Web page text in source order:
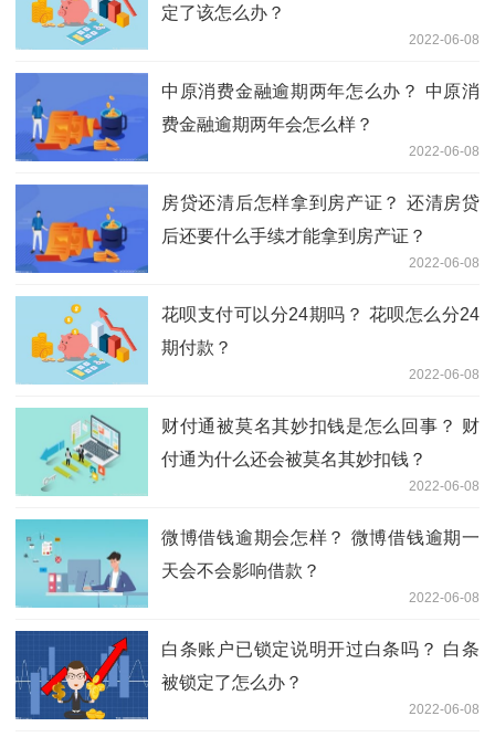
定了该怎么办？
2022-06-08
中原消费金融逾期两年怎么办？ 中原消
费金融逾期两年会怎么样？
2022-06-08
房贷还清后怎样拿到房产证？ 还清房贷
后还要什么手续才能拿到房产证？
2022-06-08
花呗支付可以分24期吗？ 花呗怎么分24
期付款？
2022-06-08
财付通被莫名其妙扣钱是怎么回事？ 财
付通为什么还会被莫名其妙扣钱？
2022-06-08
微博借钱逾期会怎样？ 微博借钱逾期一
天会不会影响借款？
2022-06-08
白条账户已锁定说明开过白条吗？ 白条
被锁定了怎么办？
2022-06-08